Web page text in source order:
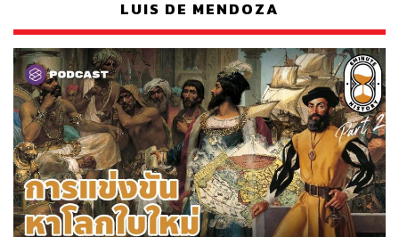
LUIS DE MENDOZA